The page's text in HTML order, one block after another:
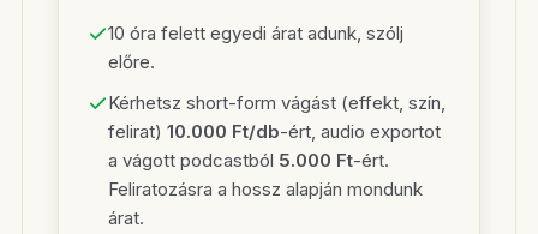
10 óra felett egyedi árat adunk, szólj
előre.
Kérhetsz short-form vágást (effekt, szín,
felirat) 10.000 Ft/db-ért, audio exportot
a vágott podcastból 5.000 Ft-ért.
Feliratozásra a hossz alapján mondunk
árat.